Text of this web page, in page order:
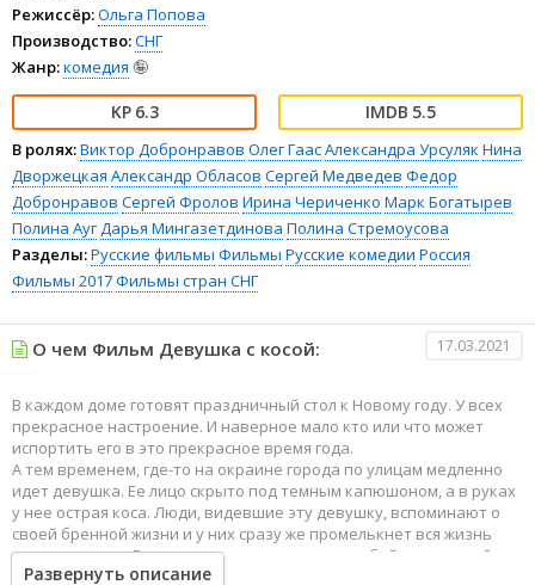
Режиссёр:Ольга Попова
Производство:СНГ
Жанр:комедия 🤪
6.3 5.5
В ролях:Виктор Добронравов Олег ГаасАлександра Урсуляк Нина
Дворжецкая Александр Обласов Сергей Медведев Федор
Добронравов Сергей Фролов Ирина Чериченко Марк Богатырев
Полина Ауг Дарья Мингазетдинова Полина Стремоусова
Разделы:Русские фильмы Фильмы Русские комедии Россия
Фильмы 2017Фильмы стран СНГ
О чем Фильм Девушка с косой: 17.03.2021
В каждом доме готовят праздничный стол к Новому году. У всех
прекрасное настроение. И наверное мало кто или что может
испортить его в это прекрасное время года.
А тем временем, где-то на окраине города по улицам медленно
идет девушка. Ее лицо скрыто под темным капюшоном, а в руках
у нее острая коса. Люди, видевшие эту девушку, вспоминают о
своей бренной жизни и у них сразу же промелькнет вся жизнь
перед глазами. Героиню картины стараются обойти стороной или
по крайней мере с ней не заводит разговора. Она идет по
Развернуть описание